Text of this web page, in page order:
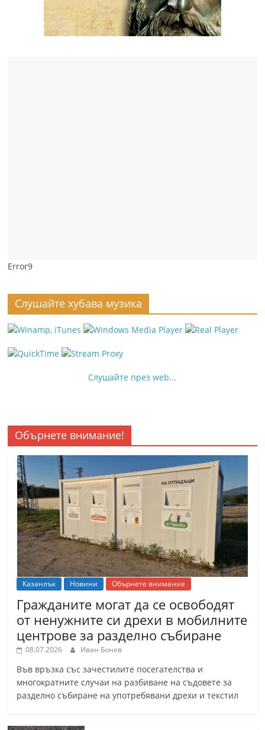
Error9
Слушайте хубава музика
Слушайте през web...
Обърнете внимание!
Казанлък Новини Обърнете внимание
Гражданите могат да се освободят
от ненужните си дрехи в мобилните
центрове за разделно събиране
08.07.2026 Иван Бонев
Във връзка със зачестилите посегателства и
многократните случаи на разбиване на съдовете за
разделно събиране на употребявани дрехи и текстил